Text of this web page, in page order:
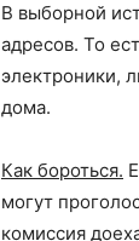
В выборной
адресов. То
электроники,
дома.
Как бороться.
могут
комиссия